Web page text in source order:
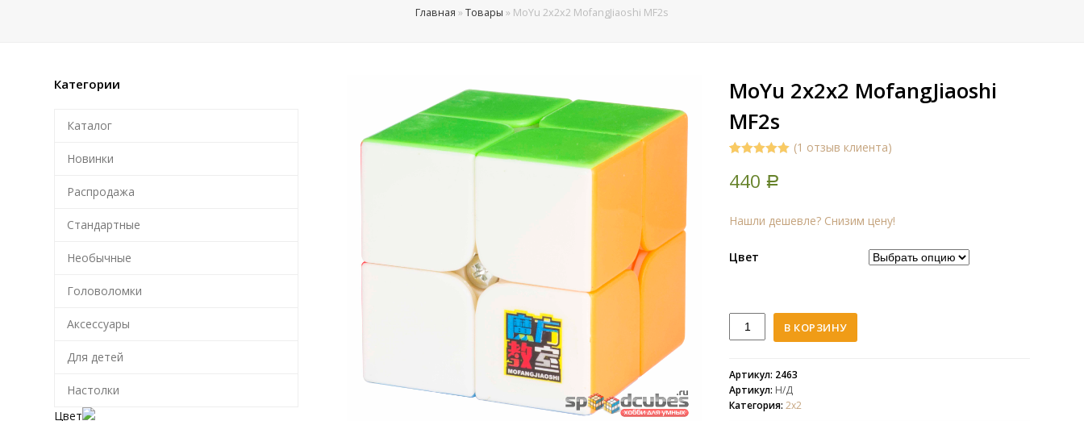
Главная » Товары » MoYu 2x2x2 MofangJiaoshi MF2s
MoYu 2x2x2 MofangJiaoshi
MF2s
based on
customer
(1 отзыв клиента)
440 Р
Нашли дешевле? Снизим цену!
Цвет
Количество
MoYu
MofangJiaoshi
MF2s
В КОРЗИНУ
Артикул: 2463
Артикул: Н/Д
Категория:2х2
Категории
Каталог
Новинки
Распродажа
Стандартные
Необычные
Головоломки
Аксессуары
Для детей
Настолки
Цвет